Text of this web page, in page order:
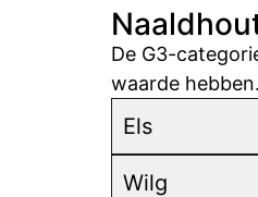
De G3-
waarde hebben.
Els
Wilg